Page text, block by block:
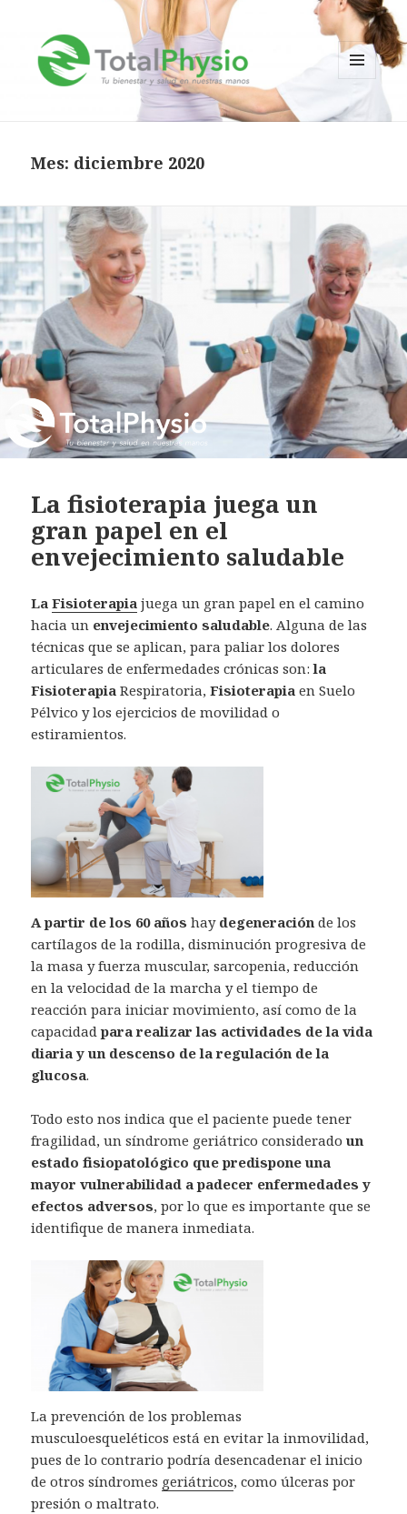
TotalPhysio
Y
WIDGETS
Mes: diciembre 2020
La fisioterapia juega un
gran papel en el
envejecimiento saludable
LaFisioterapia juega un gran papel en el camino
hacia un envejecimiento saludable. Alguna de las
técnicas que se aplican, para paliar los dolores
articulares de enfermedades crónicas son:la
Fisioterapia Respiratoria,Fisioterapia en Suelo
Pélvico y los ejercicios de movilidad o
estiramientos.
A partir de los 60 años hay degeneraciónde los
cartílagos de la rodilla, disminución progresiva de
la masa y fuerza muscular, sarcopenia, reducción
en la velocidad de la marcha y el tiempo de
reacción para iniciar movimiento, así como de la
capacidad para realizar las actividades de la vida
diaria y un descenso de la regulación de la
glucosa.
Todo esto nos indica que el paciente puede tener
fragilidad, un síndrome geriátrico consideradoun
estado fisiopatológico que predispone una
mayor vulnerabilidad a padecer enfermedades y
efectos adversos, por lo que es importante que se
identifique de manera inmediata.
La prevención de los problemas
musculoesqueléticos está en evitar la inmovilidad,
pues de lo contrario podría desencadenar el inicio
de otros síndromes geriátricos, como úlceras por
presión o maltrato.